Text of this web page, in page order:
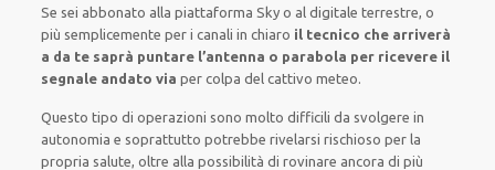
Se sei abbonato alla piattaforma Sky o al digitale terrestre, o
più semplicemente per i canaliin chiaro il tecnico che arriverà
a da te saprà puntare l’antenna o parabola per ricevere il
segnale andato via per colpa del cattivo meteo.
Questo tipo dioperazioni sono molto difficili da svolgere in
autonomiae soprattutto potrebberivelarsi rischioso per la
propria salute, oltre alla possibilità dirovinare ancora di più